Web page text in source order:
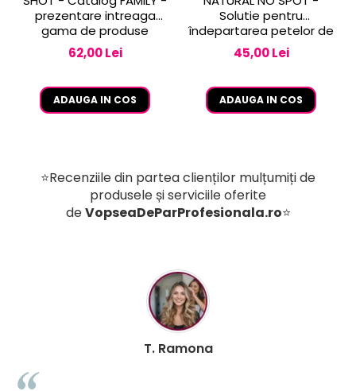
prezentare intreaga
gama de produse
62,00 Lei
ADAUGA IN COS
Solutie pentru
îndepartarea petelor de
vopsea de pe piele 250
ml
45,00 Lei
ADAUGA IN COS
⭐Recenziile din partea clienților mulțumiți de
produsele și serviciile oferite
deVopseaDeParProfesionala.ro⭐
B. Mihaela